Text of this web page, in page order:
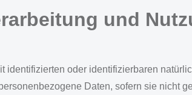
und
identifizierten oder identifizierbaren
Daten, sofern sie nicht